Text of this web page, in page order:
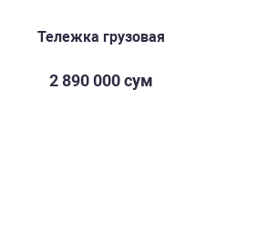
Тележка грузовая
2 890 000 сум